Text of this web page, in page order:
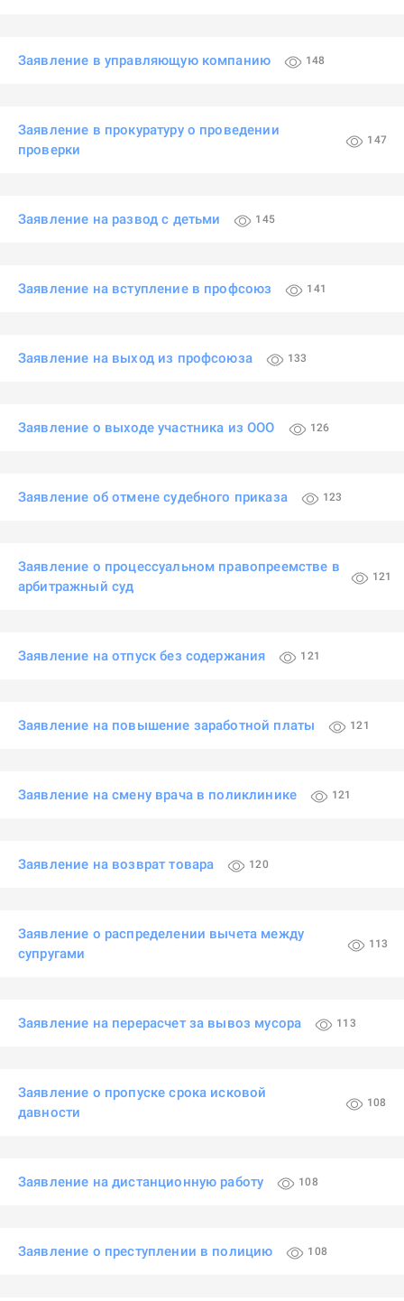
Заявление в управляющую компанию 148
Заявление в прокуратуру о проведении
проверки
147
Заявление на развод с детьми 145
Заявление на вступление в профсоюз 141
Заявление на выход из профсоюза 133
Заявление о выходе участника из ООО 126
Заявление об отмене судебного приказа 123
Заявление о процессуальном правопреемстве в
арбитражный суд
121
Заявление на отпуск без содержания 121
Заявление на повышение заработной платы 121
Заявление на смену врача в поликлинике 121
Заявление на возврат товара 120
Заявление о распределении вычета между
супругами
113
Заявление на перерасчет за вывоз мусора 113
Заявление о пропуске срока исковой
давности
108
Заявление на дистанционную работу 108
Заявление о преступлении в полицию 108